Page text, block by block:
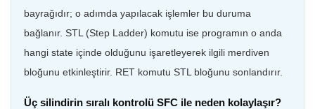
bayrağıdır; o adımda yapılacak işlemler bu duruma
bağlanır. STL (Step Ladder) komutu ise programın o anda
hangi state içinde olduğunu işaretleyerek ilgili merdiven
bloğunu etkinleştirir. RET komutu STL bloğunu sonlandırır.
Üç silindirin sıralı kontrolü SFC ile neden kolaylaşır?